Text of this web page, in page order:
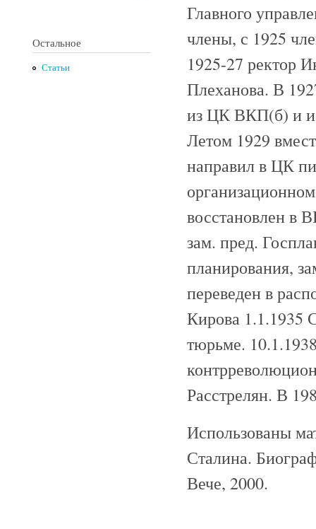
Остальное
Статьи
Главного
члены, с 1925
1925-27 ректор
Плеханова. В
из ЦК ВКП(б) и
Летом 1929
направил в ЦК
восстановлен
зам. пред.
планирования,
переведен в
Кирова 1.1.1935
тюрьме.
Расстрелян. В
Использованы
Сталина.
Вече, 2000.